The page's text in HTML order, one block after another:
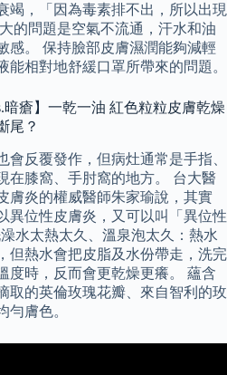
竭，「因為毒素排不出，所以出現
的問題是空氣不流通，汗水和油
感。 保持臉部皮膚濕潤能夠減輕
能相對地舒緩口罩所帶來的問題。
瘡】一乾一油 紅色粒粒皮膚乾燥
尾？
反覆發作，但病灶通常是手指、
在膝窩、手肘窩的地方。 台大醫
膚炎的權威醫師朱家瑜說，其實
異位性皮膚炎，又可以叫「異位性
水太熱太久、溫泉泡太久：熱水
但熱水會把皮脂及水份帶走，洗完
度時，反而會更乾燥更癢。 蘊含
取的英倫玫瑰花瓣、來自智利的玫
勻膚色。